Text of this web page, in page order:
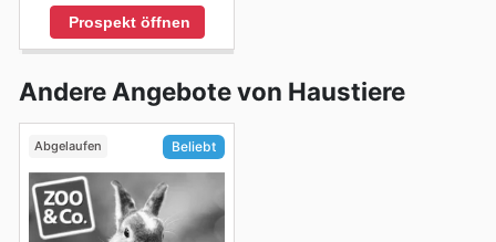
Prospekt öffnen
Andere Angebote von Haustiere
Abgelaufen Beliebt